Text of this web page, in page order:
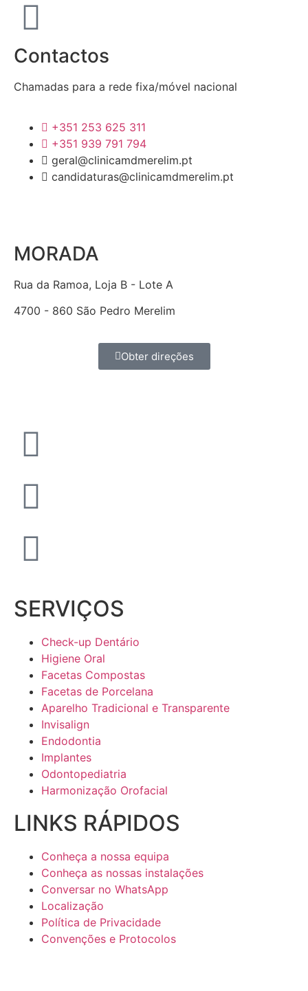
Contactos
Chamadas para a rede fixa/móvel nacional
+351 253 625 311
+351 939 791 794
geral@clinicamdmerelim.pt
candidaturas@clinicamdmerelim.pt
MORADA
Rua da Ramoa, Loja B - Lote A
4700 - 860 São Pedro Merelim
Obter direções
SERVIÇOS
Check-up Dentário
Higiene Oral
Facetas Compostas
Facetas de Porcelana
Aparelho Tradicional e Transparente
Invisalign
Endodontia
Implantes
Odontopediatria
Harmonização Orofacial
LINKS RÁPIDOS
Conheça a nossa equipa
Conheça as nossas instalações
Conversar no WhatsApp
Localização
Política de Privacidade
Convenções e Protocolos